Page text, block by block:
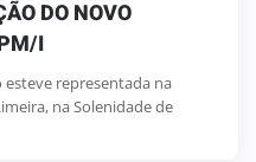
DO NOVO
I
esteve representada na
na Solenidade de